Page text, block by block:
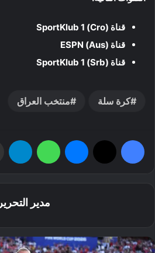
قناة SportKlub 1 (Cro)
قناة ESPN (Aus)
قناة SportKlub 1 (Srb)
كرة سلة منتخب العراق
مدير التحرير